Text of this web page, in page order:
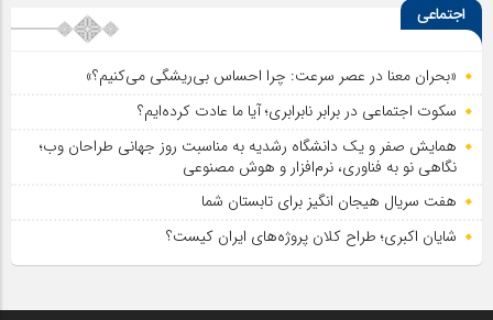
اجتماعی
«بحران معنا در عصر سرعت: چرا احساس بی‌ریشگی می‌کنیم؟»
سکوت اجتماعی در برابر نابرابری؛ آیا ما عادت کرده‌ایم؟
همایش صفر و یک دانشگاه رشدیه به مناسبت روز جهانی طراحان وب؛
نگاهی نو به فناوری، نرم‌افزار و هوش مصنوعی
هفت سریال هیجان انگیز برای تابستان شما
شایان اکبری؛ طراح کلان پروژه‌های ایران کیست؟